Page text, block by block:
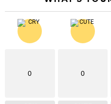
0 0